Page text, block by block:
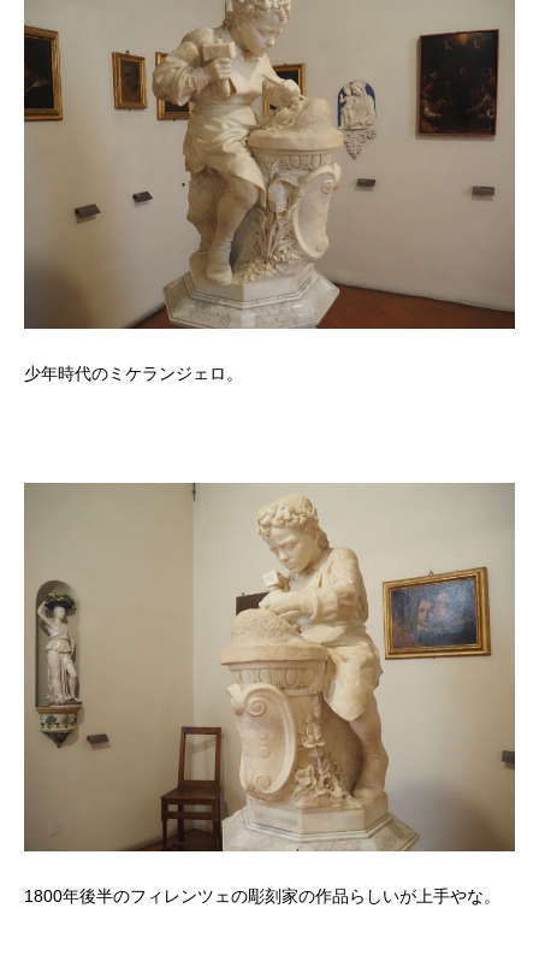
少年時代のミケランジェロ。
1800年後半のフィレンツェの彫刻家の作品らしいが上手やな。